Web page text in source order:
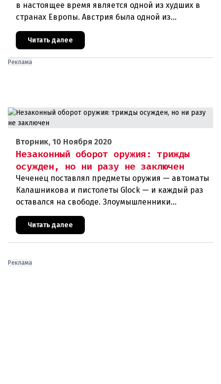
в настоящее время является одной из худших в
странах Европы. Австрия была одной из
образцовых стран во время первой волны
короны, но сейчас сильно отстает
Читать далее
Реклама
Вторник, 10 Ноября 2020
Незаконный оборот оружия: трижды
осужден, но ни разу не заключен
Чеченец поставлял предметы оружия — автоматы
Калашникова и пистолеты Glock — и каждый раз
оставался на свободе. Злоумышленники
используют незаконный оборот оружия в своих
террористических планах. Куйт
Читать далее
Реклама